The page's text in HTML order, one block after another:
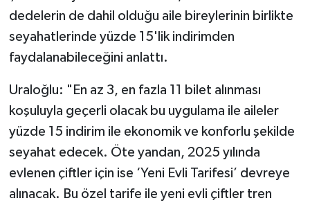
dedelerin de dahil olduğu aile bireylerinin birlikte
seyahatlerinde yüzde 15'lik indirimden
faydalanabileceğini anlattı.
Uraloğlu: "En az 3, en fazla 11 bilet alınması
koşuluyla geçerli olacak bu uygulama ile aileler
yüzde 15 indirim ile ekonomik ve konforlu şekilde
seyahat edecek. Öte yandan, 2025 yılında
evlenen çiftler için ise ‘Yeni Evli Tarifesi’ devreye
alınacak. Bu özel tarife ile yeni evli çiftler tren